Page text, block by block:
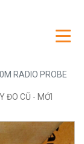
RADIO PROBE
ĐO CŨ - MỚI